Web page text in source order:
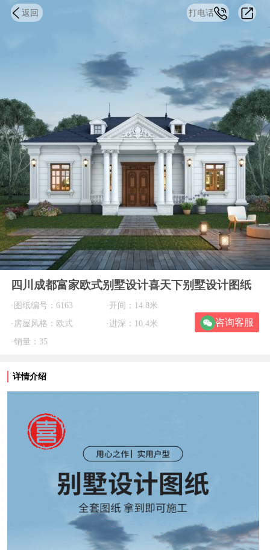
返回 打电话
四川成都富家欧式别墅设计喜天下别墅设计图纸
·图纸编号：6163
·开间：14.8米
·房屋风格：欧式
·进深：10.4米
·销量：35
咨询客服
详情介绍